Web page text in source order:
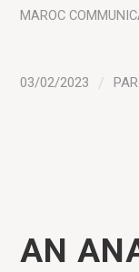
MAROC
03/02/2023 /
AN